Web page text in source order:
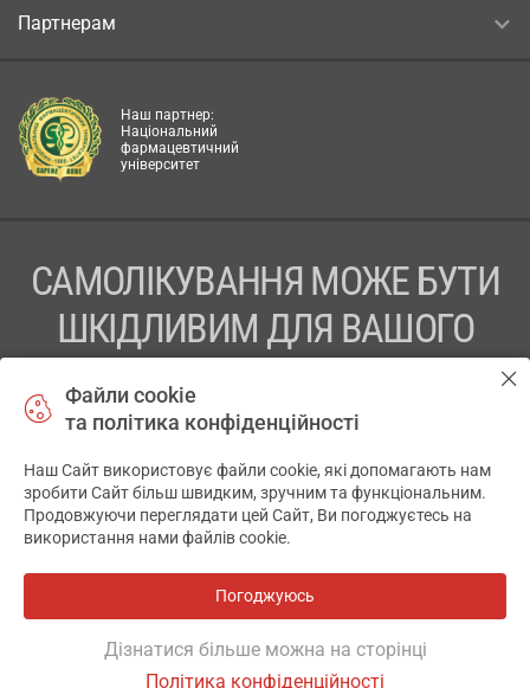
Партнерам
Наш партнер:
Національний
фармацевтичний
університет
САМОЛІКУВАННЯ МОЖЕ БУТИ
ШКІДЛИВИМ ДЛЯ ВАШОГО
ПЕРЕД ЗАСТОСУВАННЯМ ПРЕПАРАТУ ПРОКОНСУЛЬТУЙТЕСЬ
ТОВ «АПТЕКА 911.ЮА» Код ЄДРПОУ 43631965.
Відмова від відповідальності
© 2014-2026. Медична інформаційна система АПТЕКА911.ЮА
Файли cookie
та політика конфіденційності
Наш Сайт використовує файли cookie, які допомагають нам
зробити Сайт більш швидким, зручним та функціональним.
Продовжуючи переглядати цей Сайт, Ви погоджуєтесь на
використання нами файлів cookie.
Погоджуюсь
Дізнатися більше можна на сторінці
Політика конфіденційності
✕